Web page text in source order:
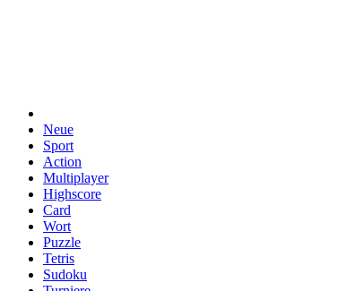
Neue
Sport
Action
Multiplayer
Highscore
Card
Wort
Puzzle
Tetris
Sudoku